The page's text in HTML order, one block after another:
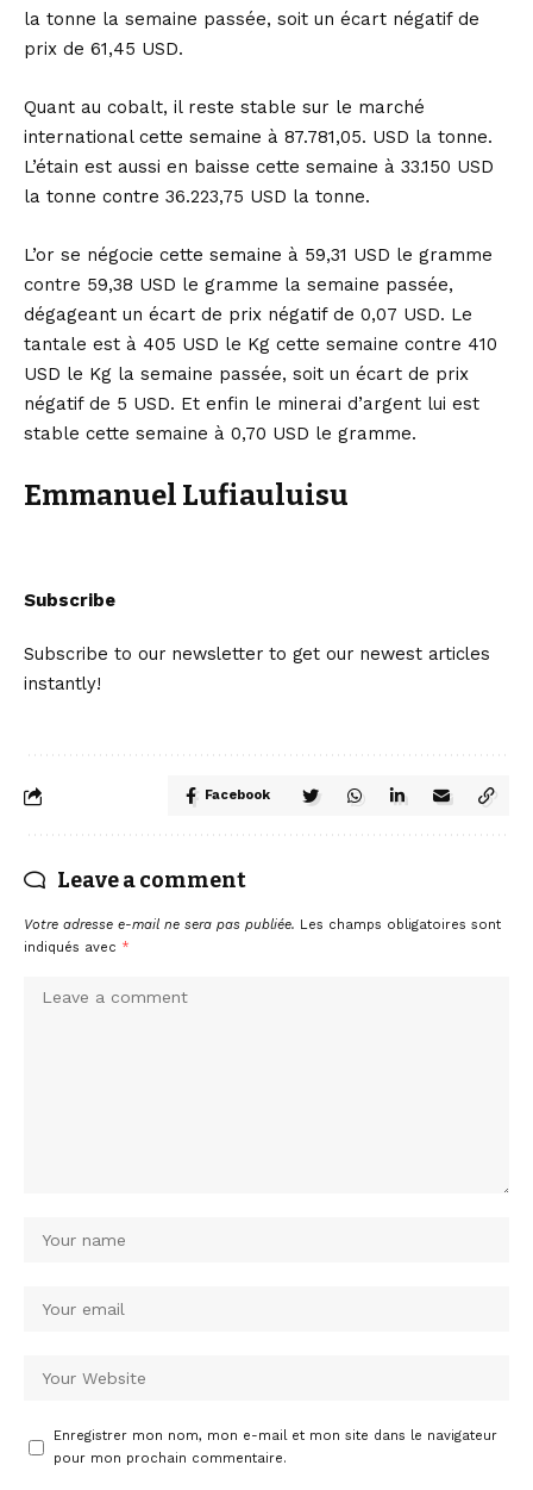
la tonne la semaine passée, soit un écart négatif de
prix de 61,45 USD.
Quant au cobalt, il reste stable sur le marché
international cette semaine à 87.781,05. USD la tonne.
L’étain est aussi en baisse cette semaine à 33.150 USD
la tonne contre 36.223,75 USD la tonne.
L’or se négocie cette semaine à 59,31 USD le gramme
contre 59,38 USD le gramme la semaine passée,
dégageant un écart de prix négatif de 0,07 USD. Le
tantale est à 405 USD le Kg cette semaine contre 410
USD le Kg la semaine passée, soit un écart de prix
négatif de 5 USD. Et enfin le minerai d’argent lui est
stable cette semaine à 0,70 USD le gramme.
Emmanuel Lufiauluisu
Subscribe
Subscribe to our newsletter to get our newest articles
instantly!
Facebook
Leave a comment
Votre adresse e-mail ne sera pas publiée. Les champs obligatoires sont
indiqués avec *
Enregistrer mon nom, mon e-mail et mon site dans le navigateur
pour mon prochain commentaire.